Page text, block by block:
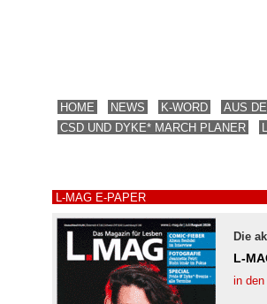
HOME NEWS K-WORD AUS
CSD UND DYKE* MARCH PLANER
L-MAG E-PAPER
Die
L-
in den